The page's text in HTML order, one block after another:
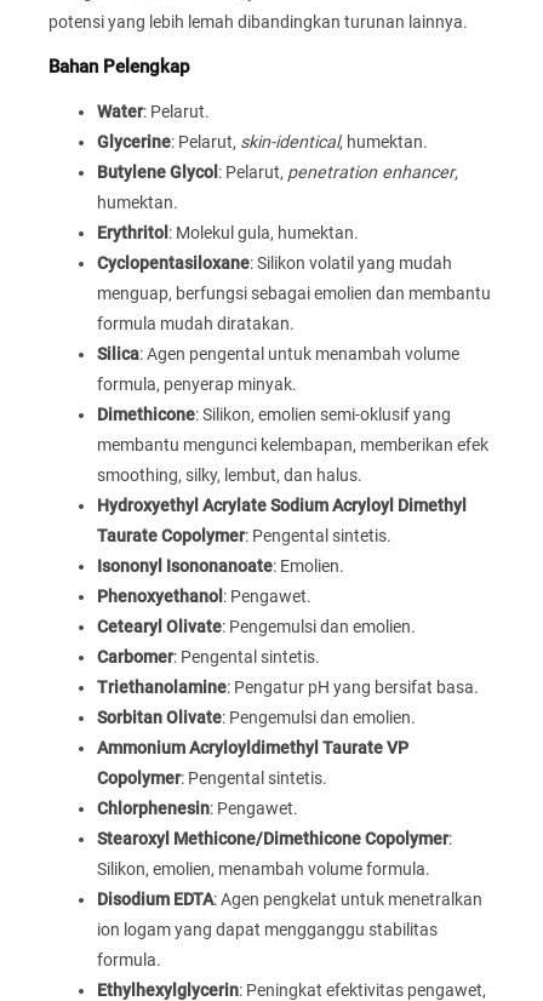
potensi yang lebih lemah dibandingkan turunan lainnya.
Bahan Pelengkap
Water: Pelarut.
Glycerine: Pelarut, skin-identical, humektan.
Butylene Glycol : Pelarut, penetration enhancer,
humektan.
Erythritol : Molekul gula, humektan.
Cyclopentasiloxane: Silikon volatil yang mudah
menguap, berfungsi sebagai emolien dan membantu
formula mudah diratakan.
Silica: Agen pengental untuk menambah volume
formula, penyerap minyak.
Dimethicone: Silikon, emolien semi-oklusif yang
membantu mengunci kelembapan, memberikan efek
smoothing, silky, lembut, dan halus.
Hydroxyethyl Acrylate Sodium Acryloyl Dimethyl
Taurate Copolymer: Pengental sintetis.
Isononyl Isononanoate: Emolien.
Phenoxyethanol : Pengawet.
Cetearyl Olivate: Pengemulsi dan emolien.
Carbomer: Pengental sintetis.
Triethanolamine: Pengatur pH yang bersifat basa.
Sorbitan Olivate: Pengemulsi dan emolien.
Ammonium Acryloyldimethyl Taurate VP
Copolymer: Pengental sintetis.
Chlorphenesin: Pengawet.
Stearoxyl Methicone/Dimethicone Copolymer:
Silikon, emolien, menambah volume formula.
Disodium EDTA: Agen pengkelat untuk menetralkan
ion logam yang dapat mengganggu stabilitas
formula.
Ethylhexylglycerin: Peningkat efektivitas pengawet,